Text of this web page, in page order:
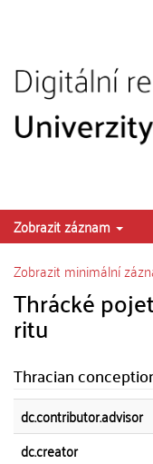
Zobrazit záznam
Zobrazit minimální
Thrácké
ritu
Thracian
dc.contributor.advisor
dc.creator